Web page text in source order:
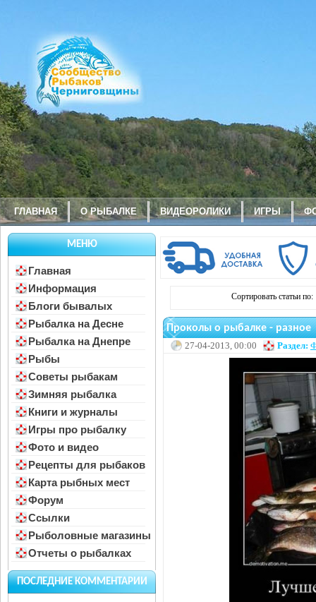
ГЛАВНАЯ О РЫБАЛКЕ ВИДЕОРОЛИКИ ИГРЫ
МЕНЮ
Главная
Информация
Блоги бывалых
Рыбалка на Десне
Рыбалка на Днепре
Рыбы
Советы рыбакам
Зимняя рыбалка
Книги и журналы
Игры про рыбалку
Фото и видео
Рецепты для рыбаков
Карта рыбных мест
Форум
Ссылки
Рыболовные магазины
Отчеты о рыбалках
ПОСЛЕДНИЕ КОММЕНТАРИИ
Сортировать статьи по:
Проколы о рыбалке - разное
27-04-2013, 00:00 Раздел: